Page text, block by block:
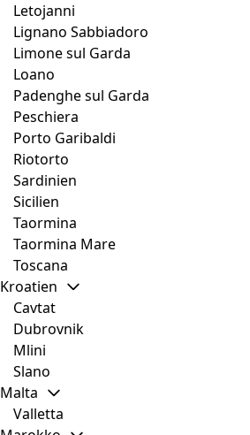
Letojanni
Lignano Sabbiadoro
Limone sul Garda
Loano
Padenghe sul Garda
Peschiera
Porto Garibaldi
Riotorto
Sardinien
Sicilien
Taormina
Taormina Mare
Toscana
Kroatien
Cavtat
Dubrovnik
Mlini
Slano
Malta
Valletta